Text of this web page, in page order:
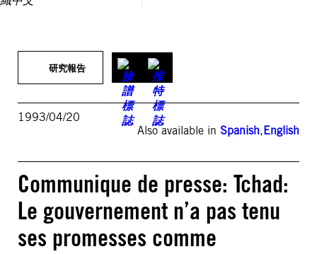
研究報告
1993/04/20
Also available in Spanish,English
Communique de presse: Tchad:
Le gouvernement n’a pas tenu
ses promesses comme